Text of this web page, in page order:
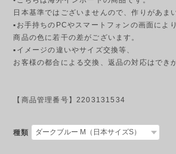
日本基準ではございませんので、作りがあま
▪︎お手持ちのPCやスマートフォンの画面により
商品の色に若干の差がございます。
▪︎イメージの違いやサイズ交換等、
お客様の都合による交換、返品の対応はでき
【商品管理番号】2203131534
種類